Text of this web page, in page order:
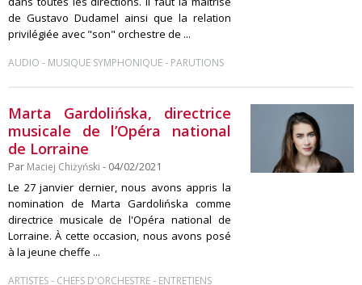
de Gustavo Dudamel ainsi que la relation
privilégiée avec "son" orchestre de ...
AUDIO - MUSIQUE SYMPHONIQUE- PARUTIONS
Marta Gardolińska, directrice
musicale de l’Opéra national
de Lorraine
Par Maciej Chiżyński - 04/02/2021
Le 27 janvier dernier, nous avons appris la
nomination de Marta Gardolińska comme
directrice musicale de l'Opéra national de
Lorraine. À cette occasion, nous avons posé
à la jeune cheffe ...
ARTISTES- CHEFS D'ORCHESTRE- ENTRETIENS